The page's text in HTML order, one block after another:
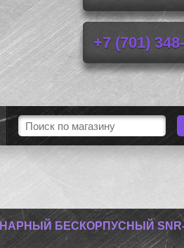
+7 (701)
БЕСКОРПУСНЫЙ SNR-